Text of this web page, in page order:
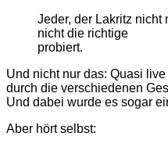
Jeder, der Lakritz nicht
nicht die richtige
probiert.
Und nicht nur das: Quasi
durch die verschiedenen
Und dabei wurde es sogar
Aber hört selbst: